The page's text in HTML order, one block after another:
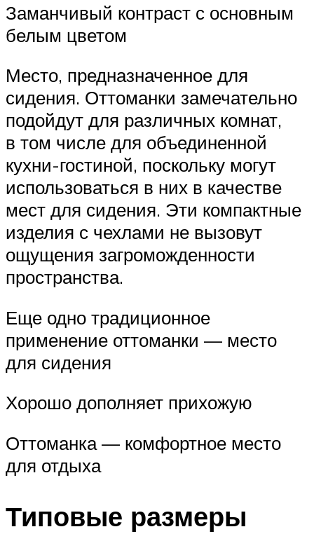
Заманчивый контраст с основным
белым цветом
Место, предназначенное для
сидения. Оттоманки замечательно
подойдут для различных комнат,
в том числе для объединенной
кухни-гостиной, поскольку могут
использоваться в них в качестве
мест для сидения. Эти компактные
изделия с чехлами не вызовут
ощущения загроможденности
пространства.
Еще одно традиционное
применение оттоманки — место
для сидения
Хорошо дополняет прихожую
Оттоманка — комфортное место
для отдыха
Типовые размеры